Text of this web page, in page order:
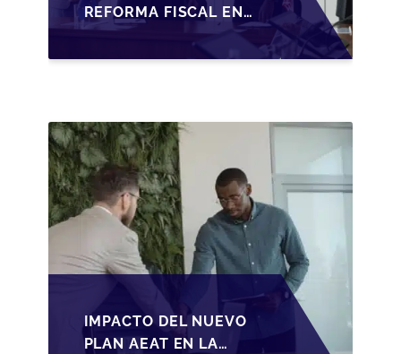
REFORMA FISCAL EN
LA TRANSMISIÓN DE
PYMES EN ESPAÑA
IMPACTO DEL NUEVO
PLAN AEAT EN LA